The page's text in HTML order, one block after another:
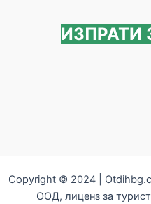
ИЗПРАТИ
Copyright © 2024 |
ООД, лиценз за